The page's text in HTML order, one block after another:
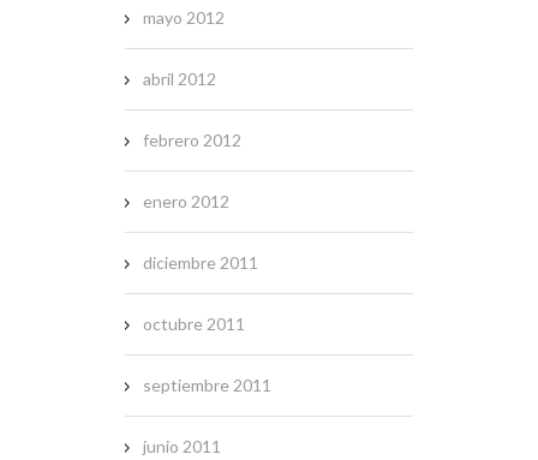
mayo 2012
abril 2012
febrero 2012
enero 2012
diciembre 2011
octubre 2011
septiembre 2011
junio 2011